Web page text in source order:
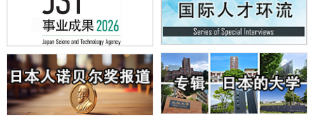
劣化抑制机制，为提升轮胎安全性与耐久性的材料设计开辟道路
科学研究
近畿大学等发现植物染料“日本茜”的红色成分可抑制老化与炎症，有望
成为新型功能性材料
科学研究
群马大学开发针对难治性癫痫的新型基因疗法，利用超小型GAD67启动
子抑制发作
科学研究
九州大学揭示夜间眼压升高机制：两种激素波动叠加所致
日本科学未来馆 科学交
流员